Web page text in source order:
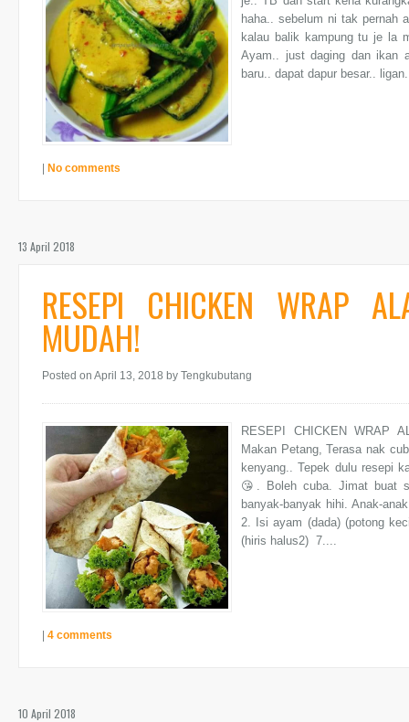
haha.. sebelum ni tak pernah
kalau balik kampung tu je la
Ayam.. just daging dan ikan
baru.. dapat dapur besar..
| No comments
13 April 2018
RESEPI CHICKEN WRAP
MUDAH!
Posted on April 13, 2018 by Tengkubutang
RESEPI CHICKEN WRAP
Makan Petang, Terasa nak
kenyang.. Tepek dulu resepi
😘. Boleh cuba. Jimat buat
banyak-banyak hihi. Anak-
2. Isi ayam (dada) (potong
(hiris halus2) 7....
| 4 comments
10 April 2018